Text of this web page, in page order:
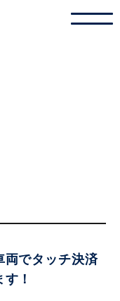
でタッチ決済
！